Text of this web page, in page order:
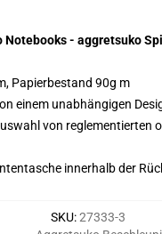
Notebooks - aggretsuko
Papierbestand 90g m
einem unabhängigen
von reglementierten
innerhalb der
SKU:27333-3